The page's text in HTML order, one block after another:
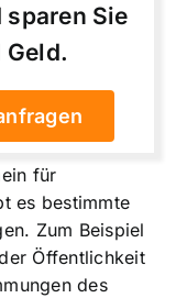
sparen Sie
Geld.
für
es bestimmte
Zum Beispiel
Öffentlichkeit
des